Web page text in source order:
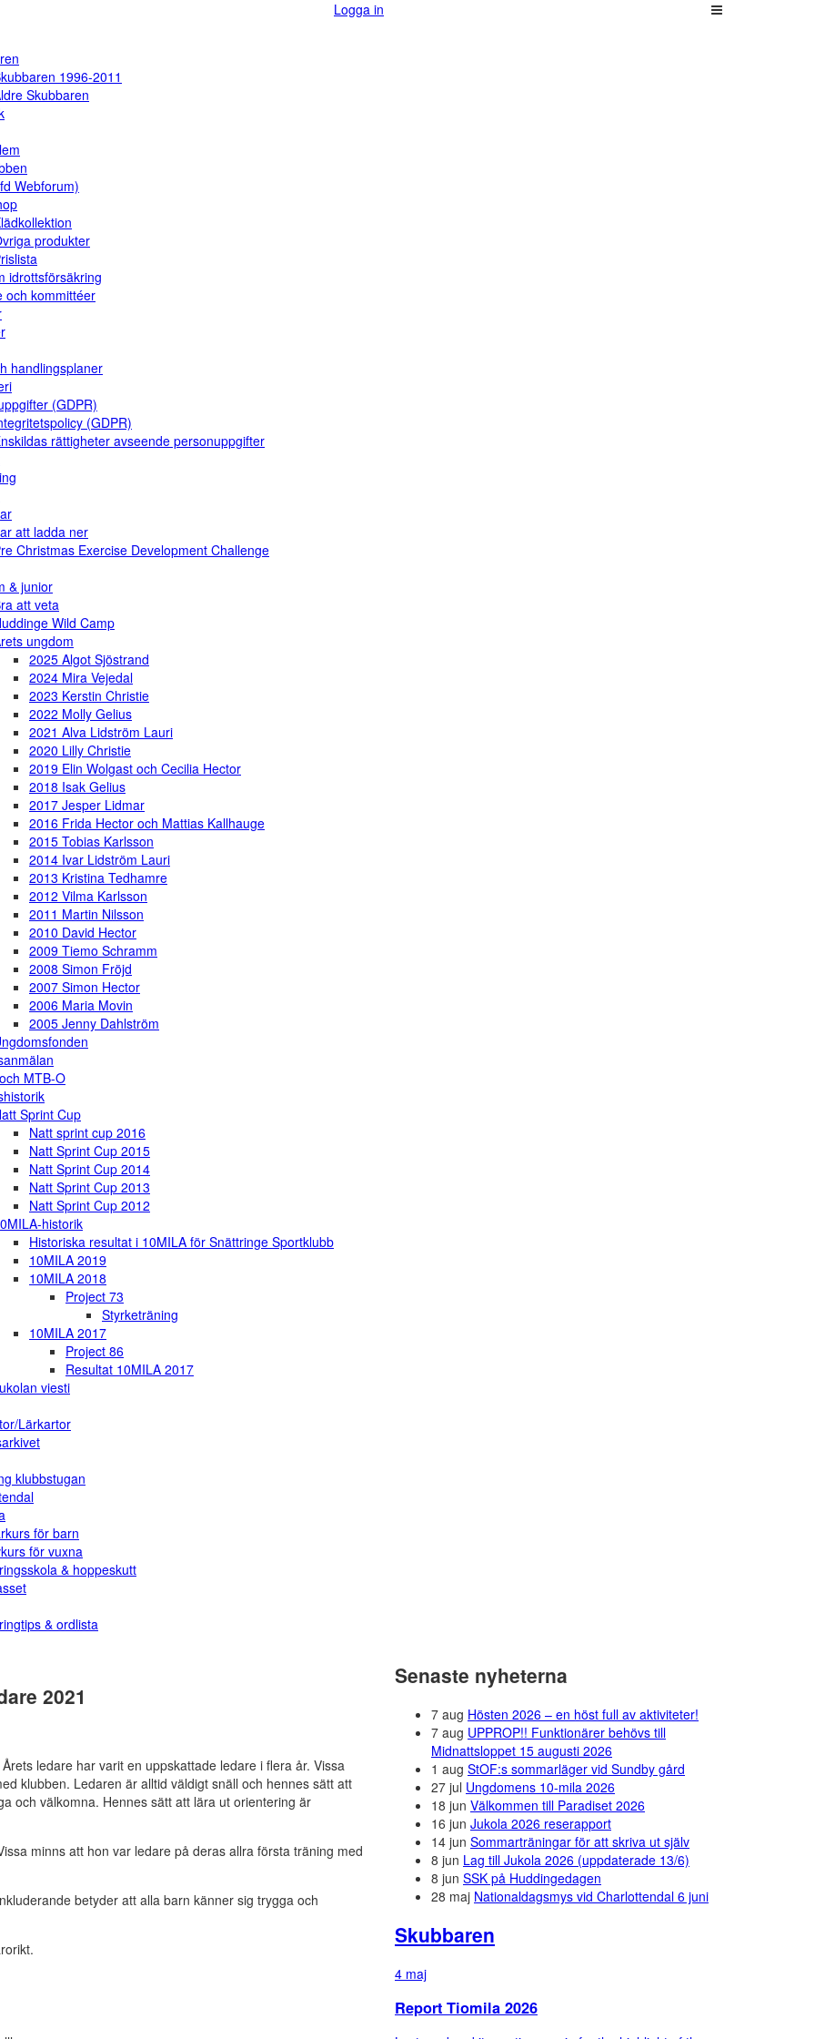
Logga in
1996-2011
Skubbaren
Webforum)
produkter
idrottsförsäkring
och kommittéer
handlingsplaner
(GDPR)
(GDPR)
rättigheter avseende personuppgifter
att ladda ner
Christmas Exercise Development Challenge
& junior
att veta
Wild Camp
ungdom
2025 Algot Sjöstrand
2024 Mira Vejedal
2023 Kerstin Christie
2022 Molly Gelius
2021 Alva Lidström Lauri
2020 Lilly Christie
2019 Elin Wolgast och Cecilia Hector
2018 Isak Gelius
2017 Jesper Lidmar
2016 Frida Hector och Mattias Kallhauge
2015 Tobias Karlsson
2014 Ivar Lidström Lauri
2013 Kristina Tedhamre
2012 Vilma Karlsson
2011 Martin Nilsson
2010 David Hector
2009 Tiemo Schramm
2008 Simon Fröjd
2007 Simon Hector
2006 Maria Movin
2005 Jenny Dahlström
MTB-O
Sprint Cup
Natt sprint cup 2016
Natt Sprint Cup 2015
Natt Sprint Cup 2014
Natt Sprint Cup 2013
Natt Sprint Cup 2012
historik
Historiska resultat i 10MILA för Snättringe Sportklubb
10MILA 2019
10MILA 2018
Project 73
Styrketräning
10MILA 2017
Project 86
Resultat 10MILA 2017
viesti
Lärkartor
klubbstugan
för barn
för vuxna
& hoppeskutt
& ordlista
2021
ledare har varit en uppskattade ledare i flera år. Vissa
klubben. Ledaren är alltid väldigt snäll och hennes sätt att
och välkomna. Hennes sätt att lära ut orientering är
minns att hon var ledare på deras allra första träning med
betyder att alla barn känner sig trygga och
Senaste nyheterna
7 aug Hösten 2026 – en höst full av aktiviteter!
7 aug UPPROP!! Funktionärer behövs till
Midnattsloppet 15 augusti 2026
1 aug StOF:s sommarläger vid Sundby gård
27 jul Ungdomens 10-mila 2026
18 jun Välkommen till Paradiset 2026
16 jun Jukola 2026 reserapport
14 jun Sommarträningar för att skriva ut själv
8 jun Lag till Jukola 2026 (uppdaterade 13/6)
8 jun SSK på Huddingedagen
28 maj Nationaldagsmys vid Charlottendal 6 juni
Skubbaren
4 maj
Report Tiomila 2026